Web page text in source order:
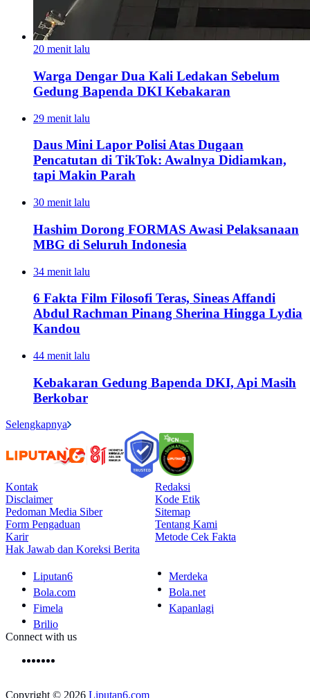
20 menit lalu
Warga Dengar Dua Kali Ledakan Sebelum
Gedung Bapenda DKI Kebakaran
29 menit lalu
Daus Mini Lapor Polisi Atas Dugaan
Pencatutan di TikTok: Awalnya Didiamkan,
tapi Makin Parah
30 menit lalu
Hashim Dorong FORMAS Awasi Pelaksanaan
MBG di Seluruh Indonesia
34 menit lalu
6 Fakta Film Filosofi Teras, Sineas Affandi
Abdul Rachman Pinang Sherina Hingga Lydia
Kandou
44 menit lalu
Kebakaran Gedung Bapenda DKI, Api Masih
Berkobar
Selengkapnya
Kontak
Redaksi
Disclaimer
Kode Etik
Pedoman Media Siber
Sitemap
Form Pengaduan
Tentang Kami
Karir
Metode Cek Fakta
Hak Jawab dan Koreksi Berita
Liputan6
Merdeka
Bola.com
Bola.net
Fimela
Kapanlagi
Brilio
Connect with us
Copyright © 2026 Liputan6.com